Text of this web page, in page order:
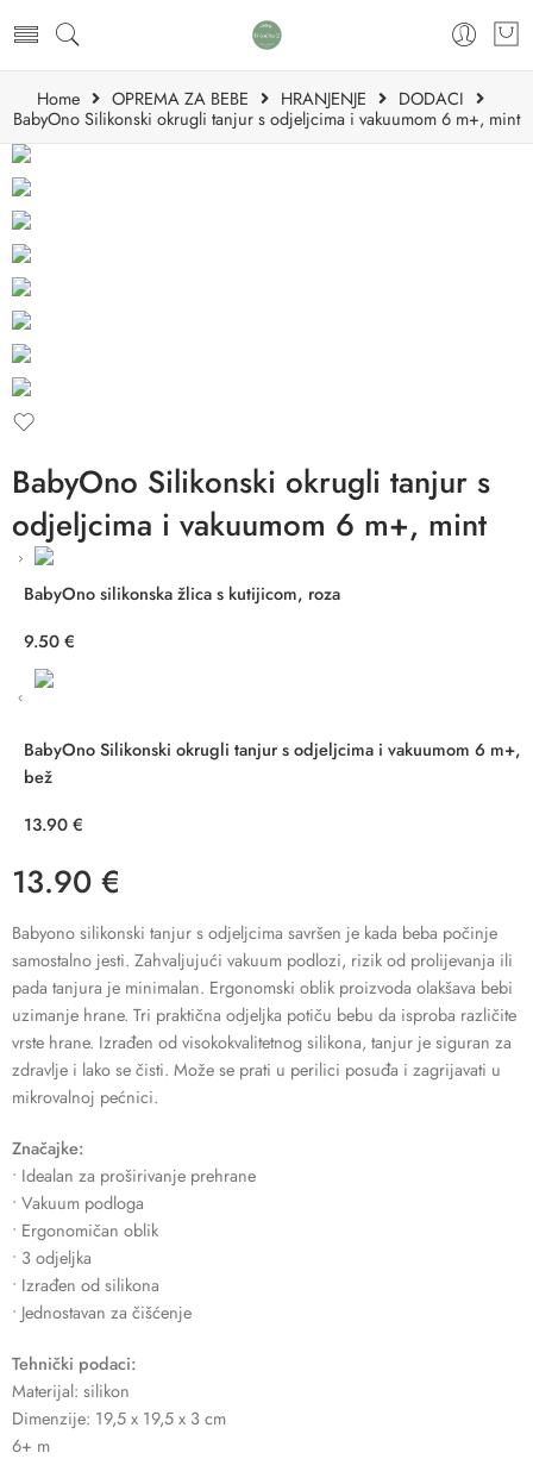
Home OPREMA ZA BEBE HRANJENJE
DODACI
BabyOno Silikonski okrugli tanjur s odjeljcima i vakuumom 6 m+, mint
BabyOno Silikonski okrugli tanjur s
odjeljcima i vakuumom 6 m+, mint
BabyOno silikonska žlica s kutijicom, roza
9.50€
BabyOno Silikonski okrugli tanjur s odjeljcima i vakuumom 6 m+,
bež
13.90€
13.90 €
Babyono silikonski tanjur s odjeljcima savršen je kada beba počinje
samostalno jesti. Zahvaljujući vakuum podlozi, rizik od prolijevanja ili
pada tanjura je minimalan. Ergonomski oblik proizvoda olakšava bebi
uzimanje hrane. Tri praktična odjeljka potiču bebu da isproba različite
vrste hrane. Izrađen od visokokvalitetnog silikona, tanjur je siguran za
zdravlje i lako se čisti. Može se prati u perilici posuđa i zagrijavati u
mikrovalnoj pećnici.
Značajke:
• Idealan za proširivanje prehrane
• Vakuum podloga
• Ergonomičan oblik
• 3 odjeljka
• Izrađen od silikona
• Jednostavan za čišćenje
Tehnički podaci:
Materijal: silikon
Dimenzije: 19,5 x 19,5 x 3 cm
6+ m